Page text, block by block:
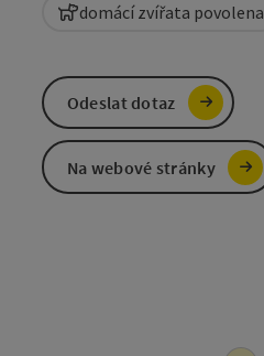
domácí zvířata povolena
Odeslat dotaz
Na webové stránky